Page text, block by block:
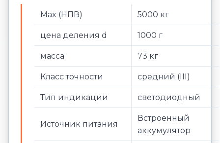
Max (НПВ) 5000 кг
цена деления d 1000 г
масса 73 кг
Класс точности средний (III)
Тип индикации светодиодный
Источник питания
Встроенный
аккумулятор